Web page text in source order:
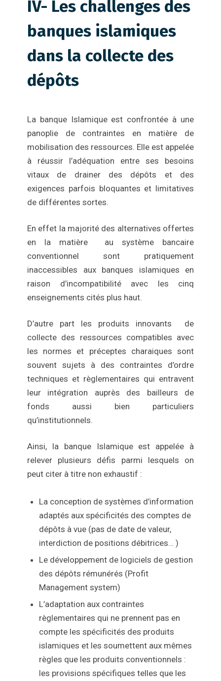
IV- Les challenges des
banques islamiques
dans la collecte des
dépôts
La banque Islamique est confrontée à une
panoplie de contraintes en matière de
mobilisation des ressources. Elle est appelée
à réussir l’adéquation entre ses besoins
vitaux de drainer des dépôts et des
exigences parfois bloquantes et limitatives
de différentes sortes.
En effet la majorité des alternatives offertes
en la matière au système bancaire
conventionnel sont pratiquement
inaccessibles aux banques islamiques en
raison d’incompatibilité avec les cinq
enseignements cités plus haut.
D’autre part les produits innovants de
collecte des ressources compatibles avec
les normes et préceptes charaiques sont
souvent sujets à des contraintes d’ordre
techniques et règlementaires qui entravent
leur intégration auprès des bailleurs de
fonds aussi bien particuliers
qu’institutionnels.
Ainsi, la banque Islamique est appelée à
relever plusieurs défis parmi lesquels on
peut citer à titre non exhaustif :
La conception de systèmes d’information
adaptés aux spécificités des comptes de
dépôts à vue (pas de date de valeur,
interdiction de positions débitrices… )
Le développement de logiciels de gestion
des dépôts rémunérés (Profit
Management system)
L’adaptation aux contraintes
règlementaires qui ne prennent pas en
compte les spécificités des produits
islamiques et les soumettent aux mêmes
règles que les produits conventionnels :
les provisions spécifiques telles que les